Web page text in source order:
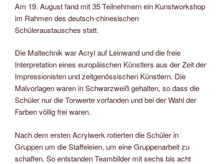
Am 19. August fand mit 35 Teilnehmern ein Kunstworkshop
im Rahmen des deutsch-chinesischen
Schüleraustausches statt.
Die Maltechnik war Acryl auf Leinwand und die freie
Interpretation eines europäischen Künstlers aus der Zeit der
Impressionisten und zeitgenössischen Künstlern. Die
Malvorlagen waren in Schwarzweiß gehalten, so dass die
Schüler nur die Tonwerte vorfanden und bei der Wahl der
Farben völlig frei waren.
Nach dem ersten Acrylwerk rotierten die Schüler in
Gruppen um die Staffeleien, um eine Gruppenarbeit zu
schaffen. So entstanden Teambilder mit sechs bis acht